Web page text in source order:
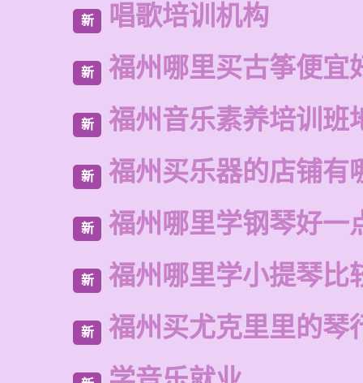
新 唱歌培训机构
新 福州哪里买古筝便宜
新 福州音乐素养培训班
新 福州买乐器的店铺有
新 福州哪里学钢琴好一
新 福州哪里学小提琴比
新 福州买尤克里里的琴